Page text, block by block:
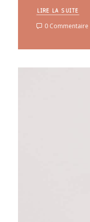
LIRE LA SUITE
0 Commentaire